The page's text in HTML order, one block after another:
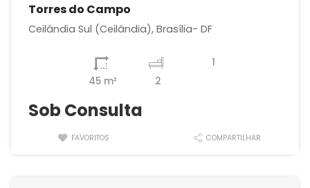
Torres do Campo
Ceilândia Sul (Ceilândia), Brasília- DF
45 m² 2
1
Sob Consulta
FAVORITOS COMPARTILHAR